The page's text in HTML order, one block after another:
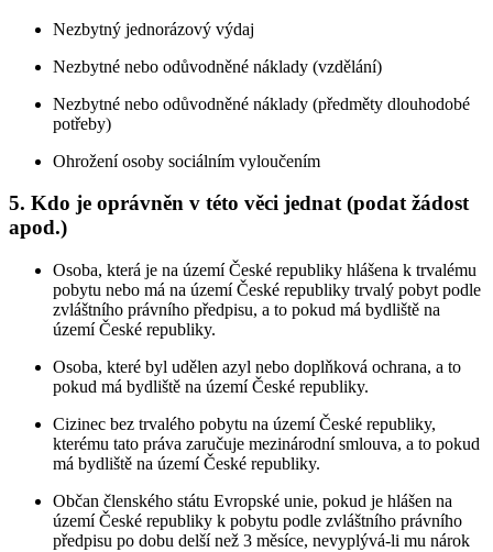
Nezbytný jednorázový výdaj
Nezbytné nebo odůvodněné náklady (vzdělání)
Nezbytné nebo odůvodněné náklady (předměty dlouhodobé
potřeby)
Ohrožení osoby sociálním vyloučením
5. Kdo je oprávněn v této věci jednat (podat žádost
apod.)
Osoba, která je na území České republiky hlášena k trvalému
pobytu nebo má na území České republiky trvalý pobyt podle
zvláštního právního předpisu, a to pokud má bydliště na
území České republiky.
Osoba, které byl udělen azyl nebo doplňková ochrana, a to
pokud má bydliště na území České republiky.
Cizinec bez trvalého pobytu na území České republiky,
kterému tato práva zaručuje mezinárodní smlouva, a to pokud
má bydliště na území České republiky.
Občan členského státu Evropské unie, pokud je hlášen na
území České republiky k pobytu podle zvláštního právního
předpisu po dobu delší než 3 měsíce, nevyplývá-li mu nárok